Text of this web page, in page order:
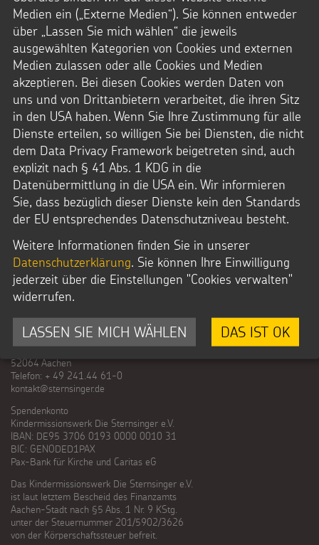
Unser
Sternsinger-Blog
Fußbereich
Kindermissionswerk Die Sternsinger e.V.
Stephanstraße 35
52064 Aachen
Telefon: + 49 241.44 61-0
kontakt@sternsinger.de
Spendenkonto
Kindermissionswerk Die Sternsinger e.V.
IBAN: DE95 3706 0193 0000 0010 31
BIC: GENODED1PAX
Pax-Bank für Kirche und Caritas eG
Das Kindermissionswerk Die Sternsinger e.V.
ist laut letztem Bescheid des Finanzamts
Aachen-Stadt nach §5 Abs. 1 Nr. 9 KStg.
unter der Steuernummer 201/5902/3626
von der Körperschaftssteuer befreit.
Medien ein („Externe Medien“). Sie können entweder
über „Lassen Sie mich wählen“ die jeweils
ausgewählten Kategorien von Cookies und externen
Medien zulassen oder alle Cookies und Medien
akzeptieren. Bei diesen Cookies werden Daten von
uns und von Drittanbietern verarbeitet, die ihren Sitz
in den USA haben. Wenn Sie Ihre Zustimmung für alle
Dienste erteilen, so willigen Sie bei Diensten, die nicht
dem Data Privacy Framework beigetreten sind, auch
explizit nach § 41 Abs. 1 KDG in die
Datenübermittlung in die USA ein. Wir informieren
Sie, dass bezüglich dieser Dienste kein den Standards
der EU entsprechendes Datenschutzniveau besteht.
Weitere Informationen finden Sie in unserer
Datenschutzerklärung. Sie können Ihre Einwilligung
jederzeit über die Einstellungen "Cookies verwalten"
widerrufen.
LASSEN SIE MICH WÄHLEN DAS IST OK